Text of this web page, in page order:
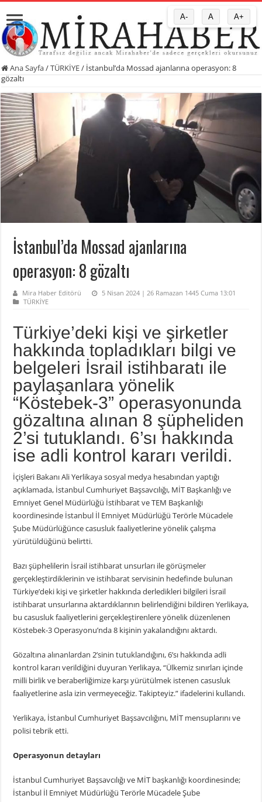
Ana Sayfa/TÜRKİYE/ İstanbul’da Mossad ajanlarına operasyon: 8
gözaltı
İstanbul’da Mossad ajanlarına
operasyon: 8 gözaltı
Mira Haber Editörü
5 Nisan 2024 | 26 Ramazan 1445 Cuma 13:01
TÜRKİYE
Türkiye’deki kişi ve şirketler
hakkında topladıkları bilgi ve
belgeleri İsrail istihbaratı ile
paylaşanlara yönelik
“Köstebek-3” operasyonunda
gözaltına alınan 8 şüpheliden
2’si tutuklandı. 6’sı hakkında
ise adli kontrol kararı verildi.
İçişleri Bakanı Ali Yerlikaya sosyal medya hesabından yaptığı
açıklamada, İstanbul Cumhuriyet Başsavcılığı, MİT Başkanlığı ve
Emniyet Genel Müdürlüğü İstihbarat ve TEM Başkanlığı
koordinesinde İstanbul İl Emniyet Müdürlüğü Terörle Mücadele
Şube Müdürlüğünce casusluk faaliyetlerine yönelik çalışma
yürütüldüğünü belirtti.
Bazı şüphelilerin İsrail istihbarat unsurları ile görüşmeler
gerçekleştirdiklerinin ve istihbarat servisinin hedefinde bulunan
Türkiye’deki kişi ve şirketler hakkında derledikleri bilgileri İsrail
istihbarat unsurlarına aktardıklarının belirlendiğini bildiren Yerlikaya,
bu casusluk faaliyetlerini gerçekleştirenlere yönelik düzenlenen
Köstebek-3 Operasyonu’nda 8 kişinin yakalandığını aktardı.
Gözaltına alınanlardan 2’sinin tutuklandığını, 6’sı hakkında adli
kontrol kararı verildiğini duyuran Yerlikaya, “Ülkemiz sınırları içinde
milli birlik ve beraberliğimize karşı yürütülmek istenen casusluk
faaliyetlerine asla izin vermeyeceğiz. Takipteyiz.” ifadelerini kullandı.
Yerlikaya, İstanbul Cumhuriyet Başsavcılığını, MİT mensuplarını ve
polisi tebrik etti.
Operasyonun detayları
İstanbul Cumhuriyet Başsavcılığı ve MİT başkanlığı koordinesinde;
İstanbul İl Emniyet Müdürlüğü Terörle Mücadele Şube
A- A A+